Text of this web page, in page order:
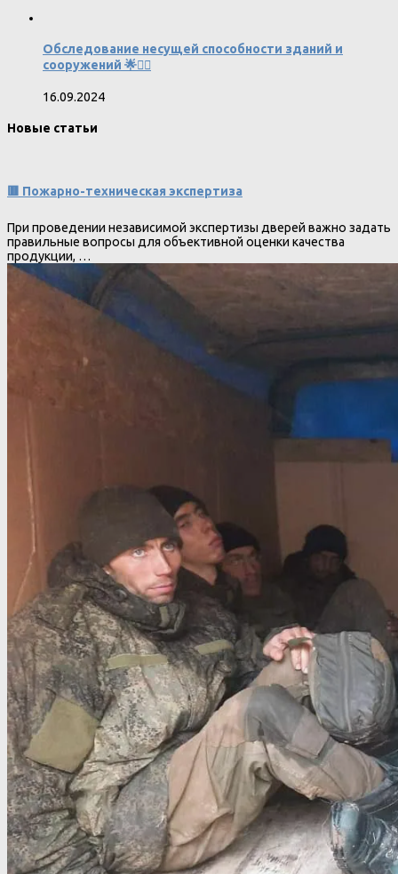
Обследование несущей способности зданий и
сооружений 🌟👷‍♂️
16.09.2024
Новые статьи
🟥 Пожарно-техническая экспертиза
При проведении независимой экспертизы дверей важно задать
правильные вопросы для объективной оценки качества
продукции, …